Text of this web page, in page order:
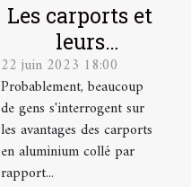
Les carports et
leurs
avantages
22 juin 2023 18:00
Probablement, beaucoup
de gens s'interrogent sur
les avantages des carports
en aluminium collé par
rapport...